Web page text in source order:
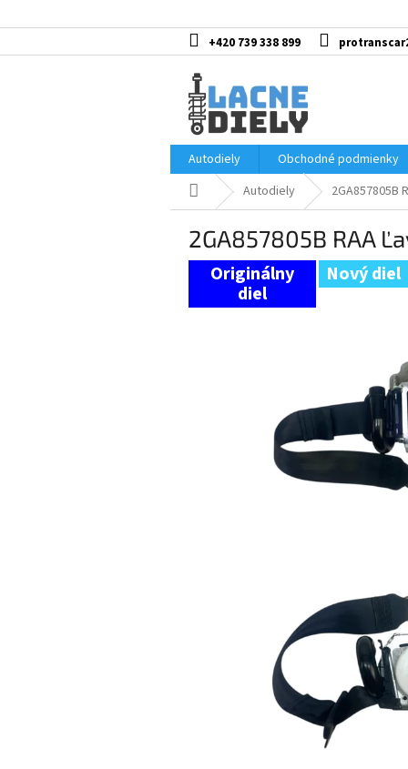
na
+420 739 338 899
Autodiely
Obchodné podmienky
DomovAutodiely 2GA857805B
2GA857805B RAA
Nový diel